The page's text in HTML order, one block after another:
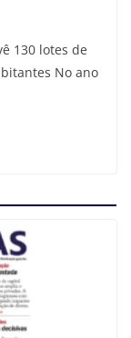
130 lotes de
No ano